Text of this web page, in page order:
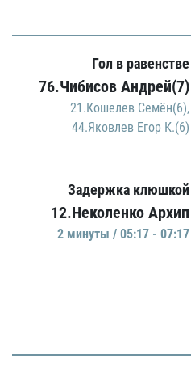
Гол в равенстве
76.Чибисов Андрей(7)
21.Кошелев Семён(6),
44.Яковлев Егор К.(6)
Задержка клюшкой
12.Неколенко Архип
2 минуты / 05:17 - 07:17